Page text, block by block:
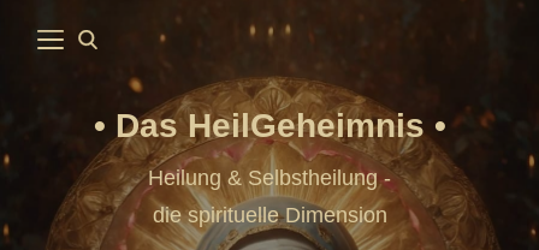
Das HeilGeheimnis
Heilung & Selbstheilung -
die spirituelle Dimension